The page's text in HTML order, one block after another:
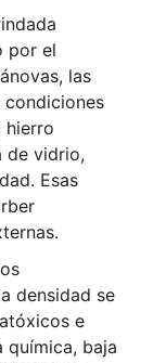
por el
las
condiciones
hierro
de vidrio,
Esas
densidad se
e
química, baja